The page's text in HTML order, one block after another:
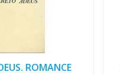
ROMANCE